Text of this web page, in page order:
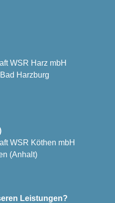
WSR Harz mbH
Harzburg
WSR Köthen mbH
(Anhalt)
Leistungen?